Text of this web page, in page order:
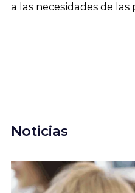
a las necesidades de las